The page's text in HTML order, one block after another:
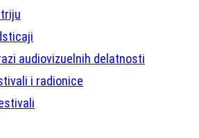
audiovizuelnih delatnosti
i radionice